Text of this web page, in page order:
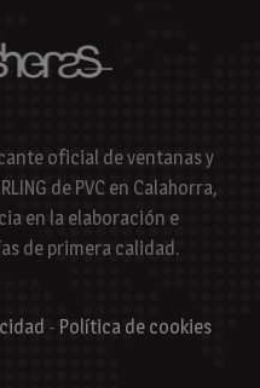
oficial de ventanas y
de PVC en Calahorra,
en la elaboración e
de primera calidad.
- Política de cookies